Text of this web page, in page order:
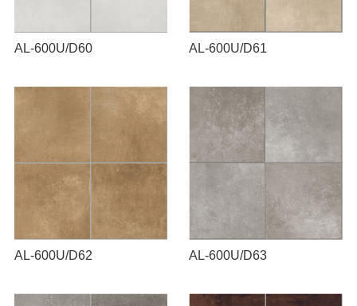
AL-600U/D60 AL-600U/D61
AL-600U/D62 AL-600U/D63